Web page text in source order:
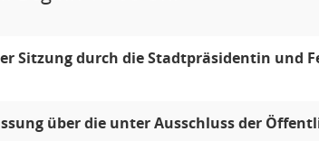
Sitzung durch die Stadtpräsidentin und
über die unter Ausschluss der